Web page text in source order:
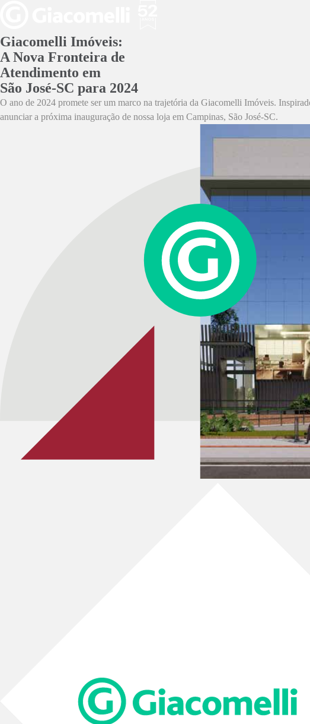
Giacomelli Imóveis:
A Nova Fronteira de
Atendimento em
São José-SC para 2024
O ano de 2024 promete ser um marco na trajetória da Giacomelli Imóveis.
anunciar a próxima inauguração de nossa loja em Campinas, São José-SC.